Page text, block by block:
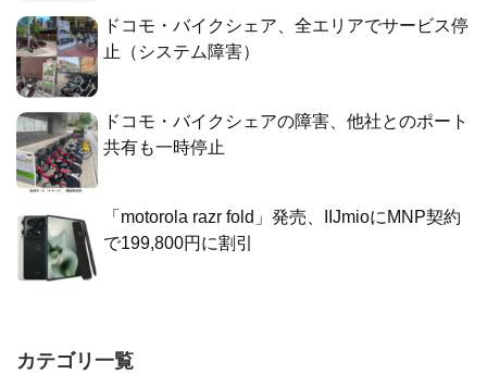
ドコモ・バイクシェア、全エリアでサービス停
止（システム障害）
ドコモ・バイクシェアの障害、他社とのポート
共有も一時停止
「motorola razr fold」発売、IIJmioにMNP契約
で199,800円に割引
カテゴリ一覧